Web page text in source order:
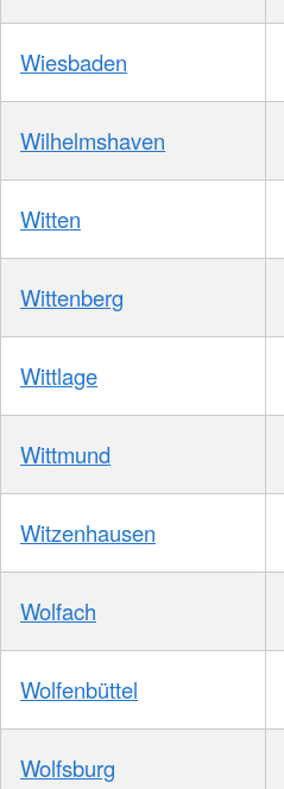
Wiesbaden
Wilhelmshaven
Witten
Wittenberg
Wittlage
Wittmund
Witzenhausen
Wolfach
Wolfenbüttel
Wolfsburg